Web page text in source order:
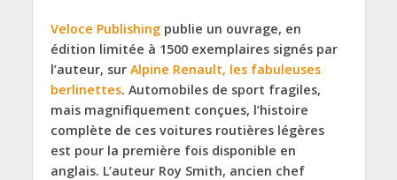
Veloce Publishingpublie un ouvrage, en
édition limitée à 1500 exemplaires signés par
l’auteur, sur Alpine Renault, les fabuleuses
berlinettes. Automobiles de sport fragiles,
mais magnifiquement conçues, l’histoire
complète de ces voitures routières légères
est pour la première fois disponible en
anglais. L’auteur Roy Smith, ancien chef